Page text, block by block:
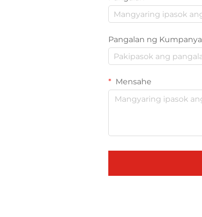
Pangalan ng Kumpanya
Mensahe